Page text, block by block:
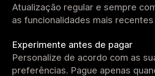
Atualização regular e sempre
as funcionalidades mais recentes
Experimente antes de pagar
Personalize de acordo com as
preferências. Pague apenas